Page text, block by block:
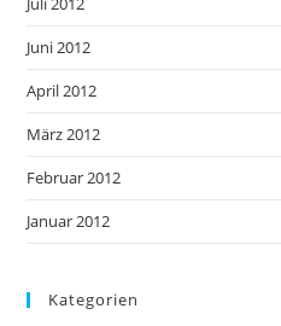
Juni 2012
April 2012
März 2012
Februar 2012
Januar 2012
Kategorien